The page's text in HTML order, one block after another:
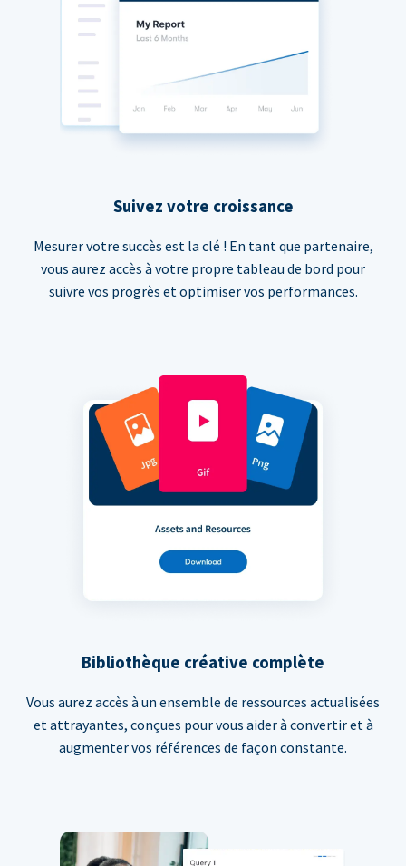
Suivez votre croissance
Mesurer votre succès est la clé ! En tant que partenaire,
vous aurez accès à votre propre tableau de bord pour
suivre vos progrès et optimiser vos performances.
Bibliothèque créative complète
Vous aurez accès à un ensemble de ressources actualisées
et attrayantes, conçues pour vous aider à convertir et à
augmenter vos références de façon constante.